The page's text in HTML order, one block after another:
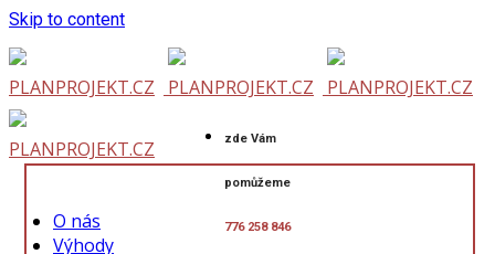
Skip to content
zde Vám
pomůžeme
776 258 846
O nás
Výhody